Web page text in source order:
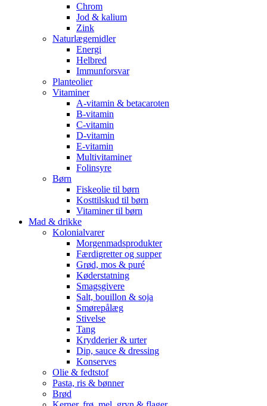
Chrom
Jod & kalium
Zink
Naturlægemidler
Energi
Helbred
Immunforsvar
Planteolier
Vitaminer
A-vitamin & betacaroten
B-vitamin
C-vitamin
D-vitamin
E-vitamin
Multivitaminer
Folinsyre
Børn
Fiskeolie til børn
Kosttilskud til børn
Vitaminer til børn
Mad & drikke
Kolonialvarer
Morgenmadsprodukter
Færdigretter og supper
Grød, mos & puré
Køderstatning
Smagsgivere
Salt, bouillon & soja
Smørepålæg
Stivelse
Tang
Krydderier & urter
Dip, sauce & dressing
Konserves
Olie & fedtstof
Pasta, ris & bønner
Brød